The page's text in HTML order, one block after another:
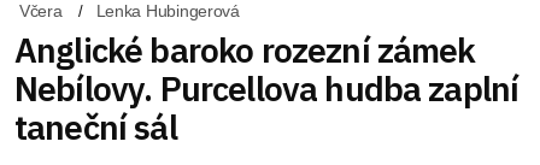
Včera Lenka Hubingerová
Anglické baroko rozezní zámek
Nebílovy. Purcellova hudba zaplní
taneční sál